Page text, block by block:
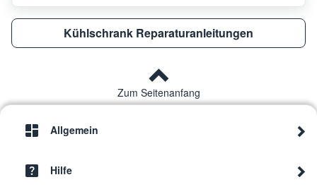
Kühlschrank Reparaturanleitungen
Zum Seitenanfang
Allgemein
Hilfe